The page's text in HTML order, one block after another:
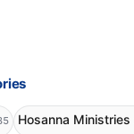
Hosanna Ministries